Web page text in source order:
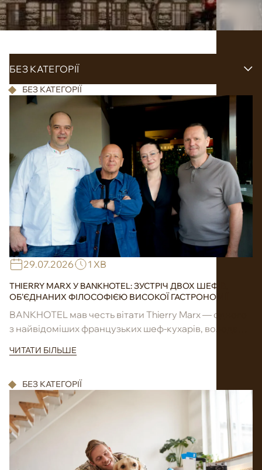
БЕЗ КАТЕГОРІЇ
29.07.2026 1 ХВ
THIERRY MARX У BANKHOTEL: ЗУСТРІЧ ДВОХ ШЕФІВ,
ОБ’ЄДНАНИХ ФІЛОСОФІЄЮ ВИСОКОЇ ГАСТРОНОМІЇ
BANKHOTEL мав честь вітати Thierry Marx — одного
з найвідоміших французьких шеф-кухарів, володаря
засновника ...
ЧИТАТИ БІЛЬШЕ
БЕЗ КАТЕГОРІЇ
БЕЗ КАТЕГОРІЇ